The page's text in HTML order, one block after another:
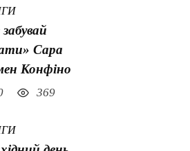
Сара
Конфіно
369